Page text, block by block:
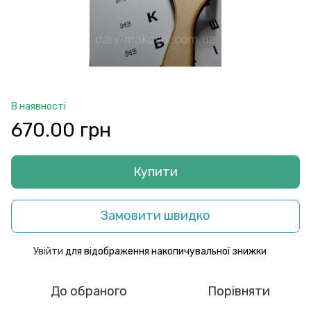
В наявності
670.00 грн
Купити
Замовити швидко
Увійти для відображення накопичувальної знижки
До обраного Порівняти